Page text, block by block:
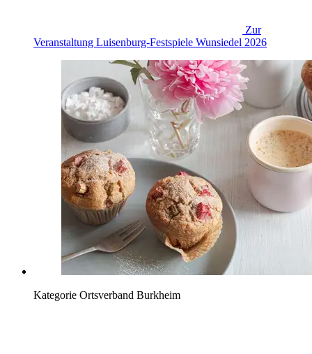
Zur
Veranstaltung Luisenburg-Festspiele Wunsiedel 2026
Kategorie Ortsverband Burkheim